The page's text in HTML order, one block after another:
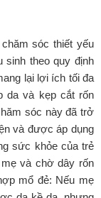
sóc thiết yếu
sinh theo quy định
lại lợi ích tối đa
da và kẹp cắt rốn
sóc này đã trở
và được áp dụng
sức khỏe của trẻ
và chờ dây rốn
mổ đẻ: Nếu mẹ